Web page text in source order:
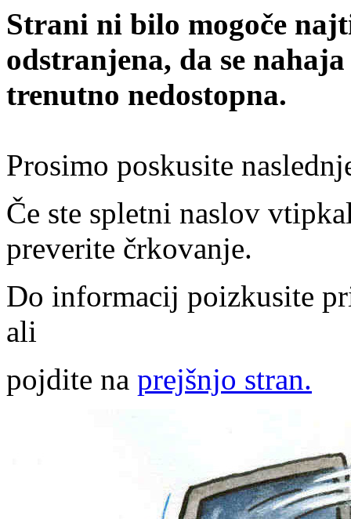
Strani ni bilo mogoče
odstranjena, da se
trenutno nedostopna.
Prosimo poskusite
Če ste spletni naslov
preverite črkovanje.
Do informacij poizkusite
ali
pojdite na prejšnjo stran.